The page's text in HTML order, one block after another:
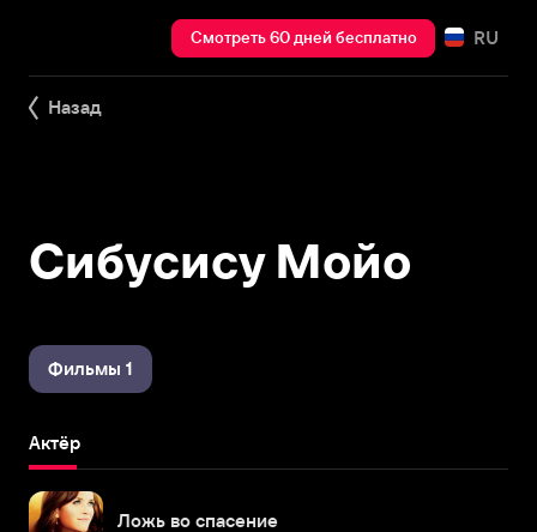
Смотреть 60 дней бесплатно RU
Назад
Сибусису Мойо
Фильмы 1
Актёр
Ложь во спасение